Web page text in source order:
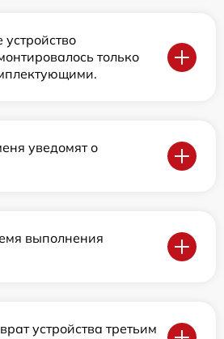
только
уведомят о
выполнения
устройства третьим